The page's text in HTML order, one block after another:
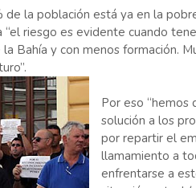
de la población está ya en la
“el riesgo es evidente cuando
Bahía y con menos formación.
Por eso “hemos
solución a los
por repartir el
llamamiento a
enfrentarse a